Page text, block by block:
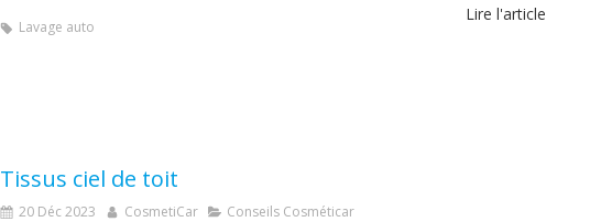
Lire l'article
Lavage auto
Tissus ciel de toit
20 Déc 2023 CosmetiCar Conseils Cosméticar